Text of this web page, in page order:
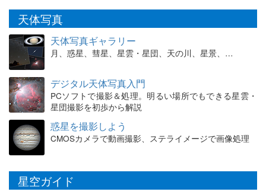
天体写真
天体写真ギャラリー
月、惑星、彗星、星雲・星団、天の川、星景、…
デジタル天体写真入門
PCソフトで撮影＆処理。明るい場所でもできる星雲・
星団撮影を初歩から解説
惑星を撮影しよう
CMOSカメラで動画撮影、ステライメージで画像処理
星空ガイド